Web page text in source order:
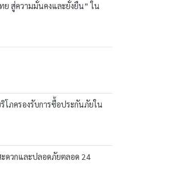
สู่ความมั่นคงและยั่งยืน” ใน
ภครองรับการซื้อประกันภัยใน
ดวกและปลอดภัยตลอด 24